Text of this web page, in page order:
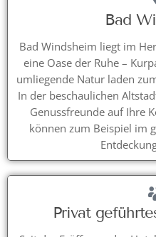
Bad
Bad Windsheim liegt im
eine Oase der Ruhe –
umliegende Natur laden
In der beschaulichen
Genussfreunde auf Ihre
können zum Beispiel im
Privat